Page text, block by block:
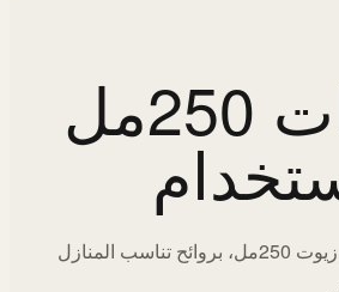
اختيارات 250مل
مجموعة متنوعة من زيوت 250مل، بروائح تناسب المنازل